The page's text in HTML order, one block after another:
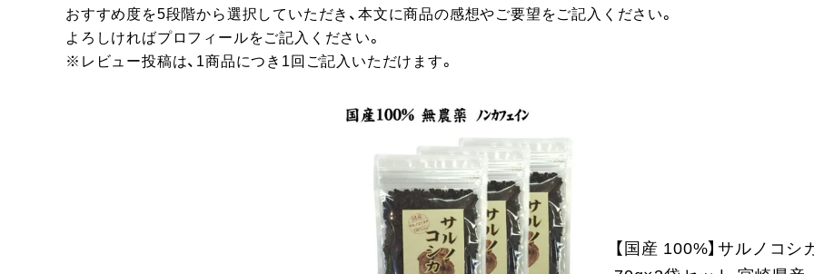
おすすめ度を5段階から選択していただき、本文に商品の感想やご要望をご記入ください。
よろしければプロフィールをご記入ください。
※レビュー投稿は、1商品につき1回ご記入いただけます。
【国産 100%】サルノコシ